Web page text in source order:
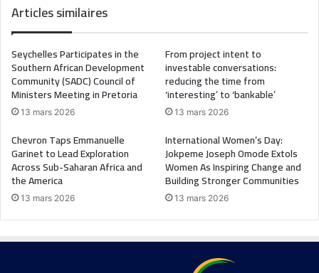
Articles similaires
Seychelles Participates in the
Southern African Development
Community (SADC) Council of
Ministers Meeting in Pretoria
13 mars 2026
From project intent to
investable conversations:
reducing the time from
‘interesting’ to ‘bankable’
13 mars 2026
Chevron Taps Emmanuelle
Garinet to Lead Exploration
Across Sub-Saharan Africa and
the America
13 mars 2026
International Women’s Day:
Jokpeme Joseph Omode Extols
Women As Inspiring Change and
Building Stronger Communities
13 mars 2026